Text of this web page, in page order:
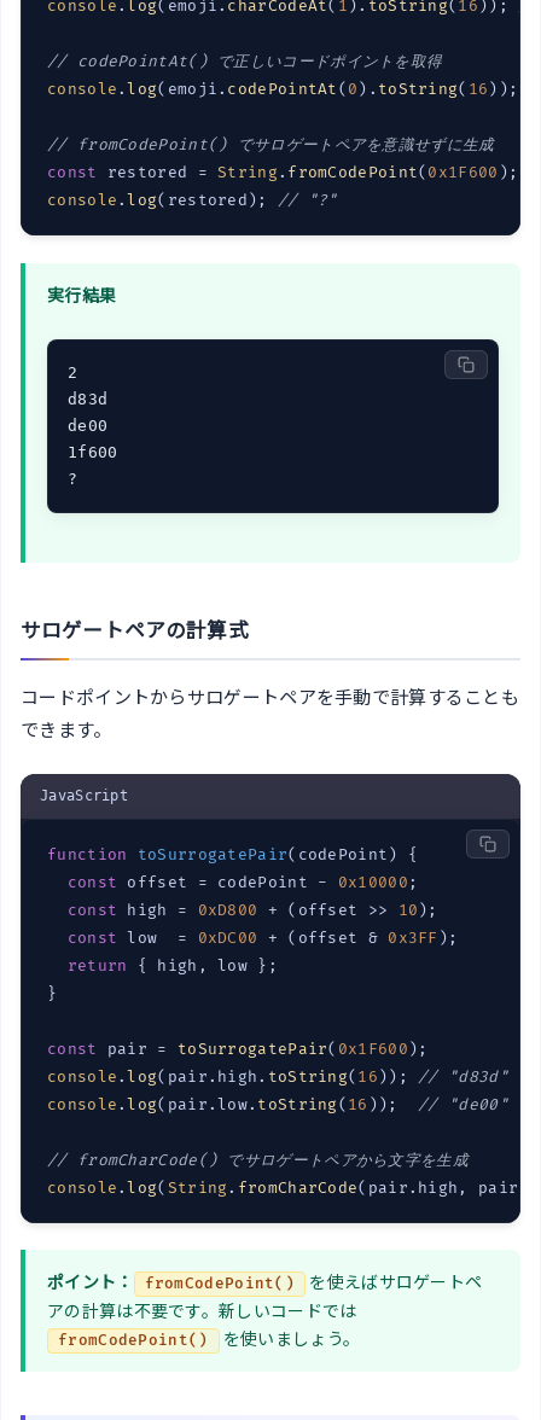
console. log(emoji. charCodeAt( 1). toString( 16)); //
// codePointAt() で正しいコードポイントを取得
console.log(emoji. codePointAt( 0). toString( 16));
// fromCodePoint() でサロゲートペアを意識せずに生成
const restored = String. fromCodePoint( 0x1F600
console.log(restored); // "?"
実行結果
2
d83d
de00
1f600
?
サロゲートペアの計算式
コードポイントからサロゲートペアを手動で計算することも
できます。
JavaScript
function toSurrogatePair( codePoint) {
const offset = codePoint - 0x10000 ;
const high = 0xD800 + (offset >> 10);
const low  = 0xDC00 + (offset & 0x3FF );
return { high, low };
}
const pair = toSurrogatePair( 0x1F600
console.log(pair.high. toString( 16)); // "d83d"
console.log(pair.low. toString( 16 )); // "de00"
// fromCharCode() でサロゲートペアから文字を生成
console.log( String. fromCharCode(pair.high,
ポイント： fromCodePoint()
を使えばサロゲートペ
アの計算は不要です。新しいコードでは
fromCodePoint() を使いましょう。